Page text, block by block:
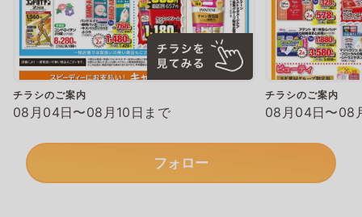
チラシのご案内
08月04日〜08月10日まで
チラシのご案内
08月04日〜08
フォロー